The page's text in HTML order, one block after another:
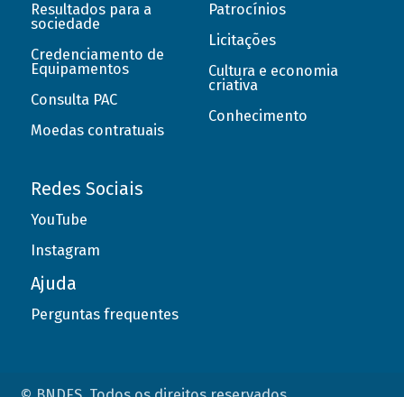
Resultados para a
sociedade
Credenciamento de
Equipamentos
Consulta PAC
Moedas contratuais
Patrocínios
Licitações
Cultura e economia
criativa
Conhecimento
Redes Sociais
YouTube
Instagram
Ajuda
Perguntas frequentes